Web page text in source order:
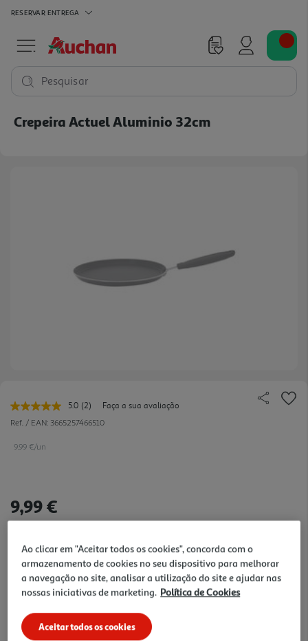
RESERVAR ENTREGA
Pesquisar
Crepeira Actuel Aluminio 32cm
5.0 Leu
2
(2)
Faça a sua avaliação
Ref. / EAN: 3665257466510
9.99 €/un
9,99 €
verificar stock em loja >
Ao clicar em "Aceitar todos os cookies", concorda com o
armazenamento de cookies no seu dispositivo para melhorar
a navegação no site, analisar a utilização do site e ajudar nas
nossas iniciativas de marketing. Política de Cookies
Aceitar todos os cookies